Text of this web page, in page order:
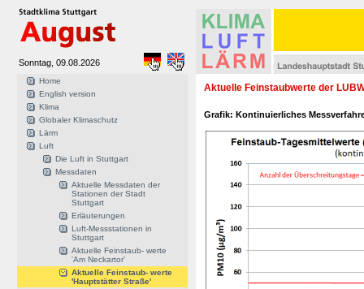
Sonntag, 09.08.2026
Home
English version
Klima
Globaler Klimaschutz
Lärm
Luft
Die Luft in Stuttgart
Messdaten
Aktuelle Messdaten der
Stationen der Stadt
Stuttgart
Erläuterungen
Luft-Messstationen in
Stuttgart
Aktuelle Feinstaub- werte
'Am Neckartor'
Aktuelle Feinstaub- werte
'Hauptstätter Straße'
Aktuelle Feinstaubwerte der
Grafik: Kontinuierliches